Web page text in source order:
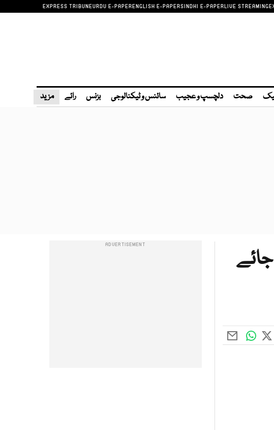
EXPRESS TRIBUNEURDU E-PAPERENGLISH E-PAPERSINDHI E-PAPERLIVE STREAMING
صحت دلچسپ و عجیب سائنس و ٹیکنالوجی بزنس رائے مزید